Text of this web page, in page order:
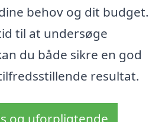
behov og dit budget.
til at undersøge
du både sikre en god
resultat.
og uforpligtende